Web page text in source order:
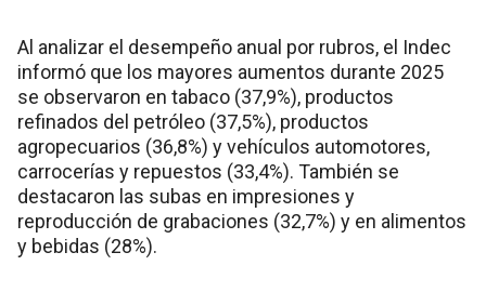
Al analizar el desempeño anual por rubros, el Indec
informó que los mayores aumentos durante 2025
se observaron en tabaco (37,9%), productos
refinados del petróleo (37,5%), productos
agropecuarios (36,8%) y vehículos automotores,
carrocerías y repuestos (33,4%). También se
destacaron las subas en impresiones y
reproducción de grabaciones (32,7%) y en alimentos
y bebidas (28%).